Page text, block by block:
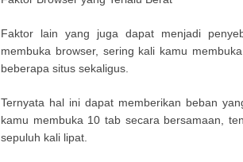
Faktor lain yang juga dapat menjadi
membuka browser, sering kali kamu
beberapa situs sekaligus.
Ternyata hal ini dapat memberikan beban
kamu membuka 10 tab secara bersamaan,
sepuluh kali lipat.